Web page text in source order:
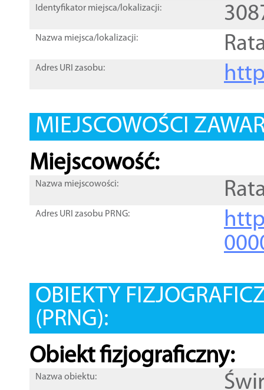
Identyfikator miejsca/lokalizacji:
Nazwa miejsca/lokalizacji:
Adres URI zasobu:
MIEJSCOWOŚCI
Miejscowość:
Nazwa miejscowości:
Adres URI zasobu PRNG:
OBIEKTY
(PRNG):
Obiekt fizjograficzny:
Nazwa obiektu: